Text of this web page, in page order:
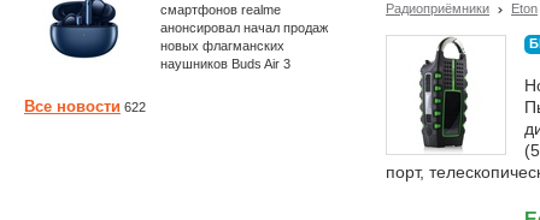
Радиоприёмники Eton
порт,
смартфонов realme
анонсировал начал продаж
новых флагманских
наушников Buds Air 3
Все новости 622